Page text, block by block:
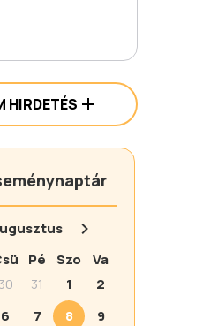
HIRDETÉS
Pé Szo
Va
30 31 1
2
6 7 8
9